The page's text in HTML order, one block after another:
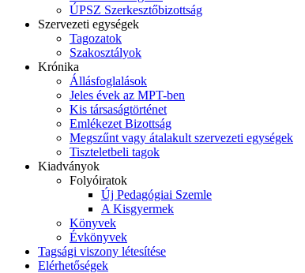
ÚPSZ Szerkesztőbizottság
Szervezeti egységek
Tagozatok
Szakosztályok
Krónika
Állásfoglalások
Jeles évek az MPT-ben
Kis társaságtörténet
Emlékezet Bizottság
Megszűnt vagy átalakult szervezeti egységek
Tiszteletbeli tagok
Kiadványok
Folyóiratok
Új Pedagógiai Szemle
A Kisgyermek
Könyvek
Évkönyvek
Tagsági viszony létesítése
Elérhetőségek